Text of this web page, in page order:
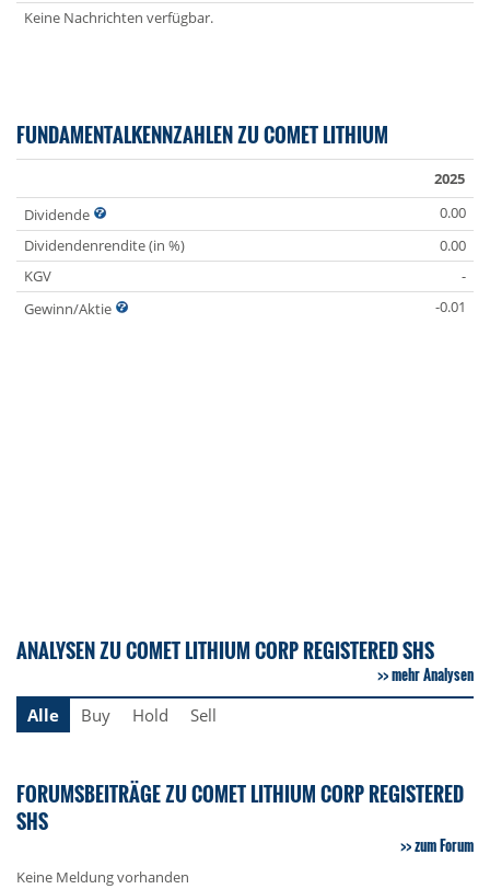
Keine Nachrichten verfügbar.
FUNDAMENTALKENNZAHLEN ZU COMET LITHIUM
2025
Dividende
0.00
Dividendenrendite (in %)
0.00
KGV
-
Gewinn/Aktie
-0.01
ANALYSEN ZU COMET LITHIUM CORP REGISTERED SHS
mehr Analysen
Alle
Buy Hold Sell
FORUMSBEITRÄGE ZU COMET LITHIUM CORP REGISTERED
SHS
zum Forum
Keine Meldung vorhanden